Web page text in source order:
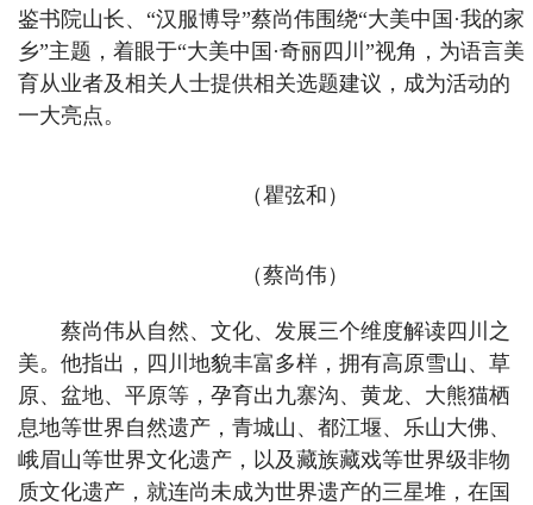
鉴书院山长、“汉服博导”蔡尚伟围绕“大美中国·我的家
乡”主题，着眼于“大美中国·奇丽四川”视角，为语言美
育从业者及相关人士提供相关选题建议，成为活动的
一大亮点。
（瞿弦和）
（蔡尚伟）
蔡尚伟从自然、文化、发展三个维度解读四川之
美。他指出，四川地貌丰富多样，拥有高原雪山、草
原、盆地、平原等，孕育出九寨沟、黄龙、大熊猫栖
息地等世界自然遗产，青城山、都江堰、乐山大佛、
峨眉山等世界文化遗产，以及藏族藏戏等世界级非物
质文化遗产，就连尚未成为世界遗产的三星堆，在国